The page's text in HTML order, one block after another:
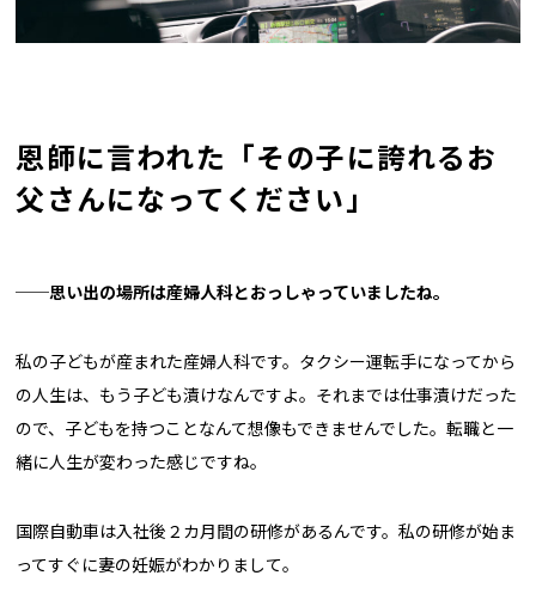
恩師に言われた「その子に誇れるお
父さんになってください」
──思い出の場所は産婦人科とおっしゃっていましたね。
私の子どもが産まれた産婦人科です。タクシー運転手になってから
の人生は、もう子ども漬けなんですよ。それまでは仕事漬けだった
ので、子どもを持つことなんて想像もできませんでした。転職と一
緒に人生が変わった感じですね。
国際自動車は入社後２カ月間の研修があるんです。私の研修が始ま
ってすぐに妻の妊娠がわかりまして。